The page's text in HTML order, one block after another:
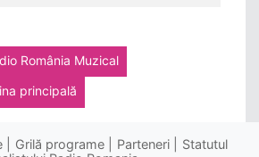
România Muzical
principală
Grilă programe Parteneri
Statutul